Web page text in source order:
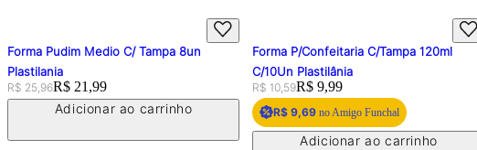
Forma Pudim Medio C/ Tampa 8un
Plastilania
Original price:
R$ 25,96Price:
R$ 21,99
Adicionar ao carrinho
Forma P/Confeitaria C/Tampa 120ml
C/10Un Plastilânia
Original price:
R$ 10,59Price:
R$ 9,99
R$ 9,69 no Amigo Funchal
Adicionar ao carrinho